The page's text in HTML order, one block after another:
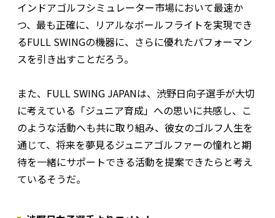
インドアゴルフシミュレーター市場において最速か
つ、最も正確に、リアルなボールフライトを実現でき
るFULL SWINGの機器に、さらに優れたパフォーマン
スを引き出すことだろう。
また、FULL SWING JAPANは、渋野日向子選手が大切
に考えている「ジュニア育成」への思いに共感し、こ
のような活動へも共に取り組み、彼女のゴルフ人生を
通じて、将来を夢見るジュニアゴルファーの憧れと期
待を一緒にサポートできる活動を提案できたらと考え
ているそうだ。